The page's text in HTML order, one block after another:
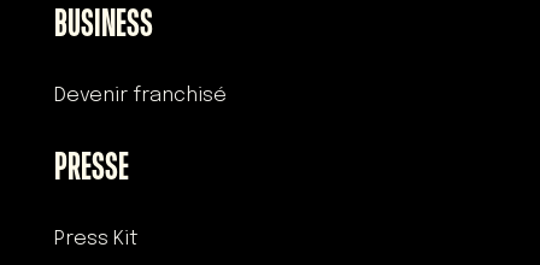
BUSINESS
Devenir franchisé
PRESSE
Press Kit